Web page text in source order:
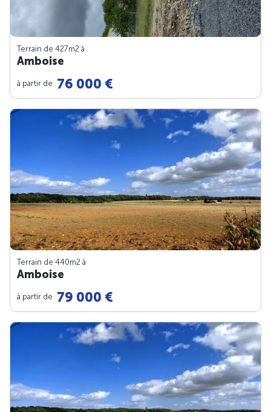
Terrain de 427m2 à
Amboise
à partir de 76 000 €
Terrain de 440m2 à
Amboise
à partir de 79 000 €